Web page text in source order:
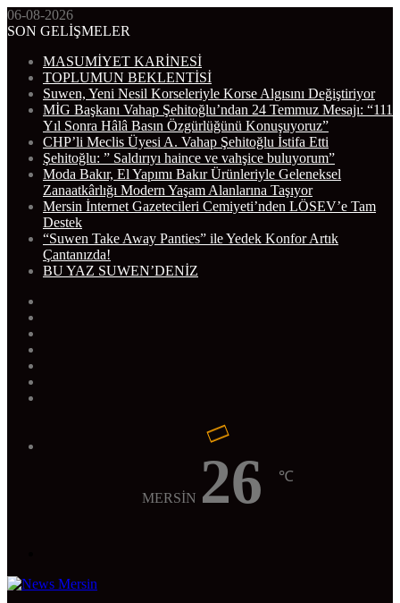
06-08-2026
SON GELİŞMELER
MASUMİYET KARİNESİ
TOPLUMUN BEKLENTİSİ
Suwen, Yeni Nesil Korseleriyle Korse Algısını Değiştiriyor
MİG Başkanı Vahap Şehitoğlu’ndan 24 Temmuz Mesajı: “111
Yıl Sonra Hâlâ Basın Özgürlüğünü Konuşuyoruz”
CHP’li Meclis Üyesi A. Vahap Şehitoğlu İstifa Etti
Şehitoğlu: ” Saldırıyı haince ve vahşice buluyorum”
Moda Bakır, El Yapımı Bakır Ürünleriyle Geleneksel
Zanaatkârlığı Modern Yaşam Alanlarına Taşıyor
Mersin İnternet Gazetecileri Cemiyeti’nden LÖSEV’e Tam
Destek
“Suwen Take Away Panties” ile Yedek Konfor Artık
Çantanızda!
BU YAZ SUWEN’DENİZ
MERSİN 26 ℃